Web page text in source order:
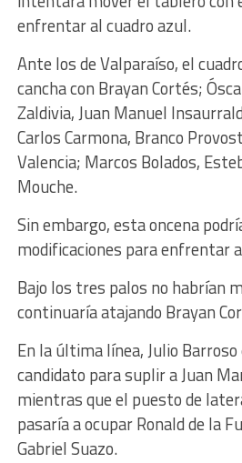
enfrentar al cuadro azul.
Ante los de Valparaíso, el
cancha con Brayan Cortés;
Zaldivia, Juan Manuel
Carlos Carmona, Branco
Valencia; Marcos Bolados,
Mouche.
Sin embargo, esta oncena
modificaciones para enfrentar
Bajo los tres palos no habrían
continuaría atajando Brayan
En la última línea, Julio
candidato para suplir a Juan
mientras que el puesto de
pasaría a ocupar Ronald de la
Gabriel Suazo.